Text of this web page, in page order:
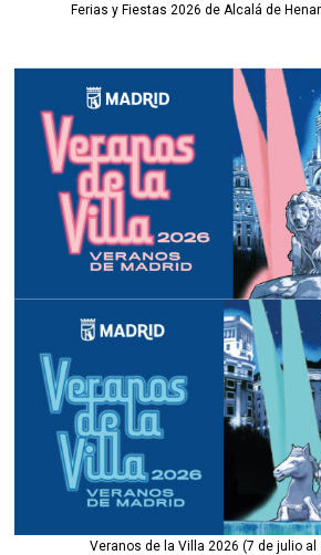
Ferias y Fiestas 2026 de Alcalá de
Veranos de la Villa 2026 (7 de julio al